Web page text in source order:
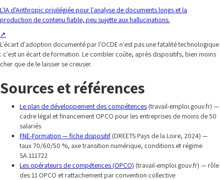
L'IA d'Anthropic privilégiée pour l'analyse de documents longs et la
production de contenu fiable, peu sujette aux hallucinations.
↗
L'écart d'adoption documenté par l'OCDE n'est pas une fatalité technologique
: c'est un écart de formation. Le combler coûte, après dispositifs, bien moins
cher que de le laisser se creuser.
Sources et références
Le plan de développement des compétences (travail-emploi.gouv.fr) —
cadre légal et financement OPCO pour les entreprises de moins de 50
salariés
FNE-Formation — fiche dispositif (DREETS Pays de la Loire, 2024) —
taux 70/60/50 %, axe transition numérique, conditions et régime
SA.111722
Les opérateurs de compétences (OPCO) (travail-emploi.gouv.fr) — rôle
des 11 OPCO et rattachement par convention collective